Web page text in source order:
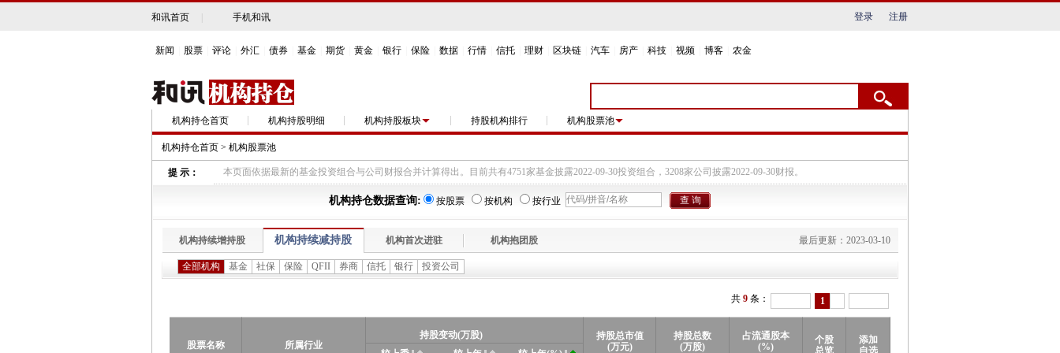
和讯首页 手机和讯 登录 注册
新闻 股票 评论 外汇 债券 基金 期货 黄金 银行 保险 数据 行情 信托 理财 区块链 汽车 房产 科技 视频 博客 农金
机构持仓首页 机构持股明细 机构持股板块 持股机构排行 机构股票池
机构持仓首页 > 机构股票池
机构持仓数据查询: 按股票 按机构 按行业
机构持续增持股 机构持续减持股 机构首次进驻 机构抱团股 最后更新：2023-03-10
全部机构 基金 社保 保险 QFII 券商 信托 银行 投资公司
1
共 9 条：
股票名称 所属行业
持股变动(万股)
持股总市值
(万元)
持股总数
(万股)
占流通股本
(%)
个股
总览
添加
自选